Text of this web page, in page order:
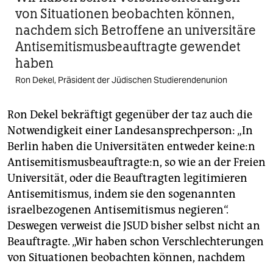
von Situationen beobachten können,
nachdem sich Betroffene an universitäre
Antisemitismusbeauftragte gewendet
haben
Ron Dekel, Präsident der Jüdischen Studierendenunion
Ron Dekel bekräftigt gegenüber der taz auch die
Notwendigkeit einer Landesansprechperson: „In
Berlin haben die Universitäten entweder kei­ne:n
Antisemitismusbeauftragte:n, so wie an der Freien
Universität, oder die Beauftragten legitimieren
Antisemitismus, indem sie den sogenannten
israelbezogenen Antisemitismus negieren“.
Deswegen verweist die JSUD bisher selbst nicht an
Beauftragte. „Wir haben schon Verschlechterungen
von Situationen beobachten können, nachdem